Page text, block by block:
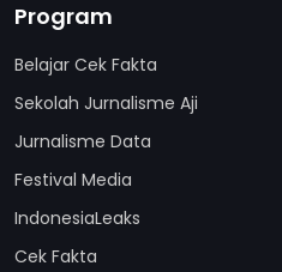
Program
Belajar Cek Fakta
Sekolah Jurnalisme Aji
Jurnalisme Data
Festival Media
IndonesiaLeaks
Cek Fakta